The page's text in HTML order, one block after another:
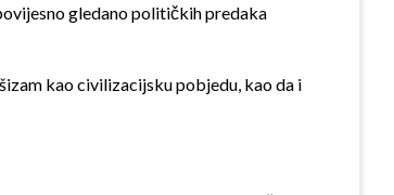
gledano političkih predaka
kao civilizacijsku pobjedu, kao da i